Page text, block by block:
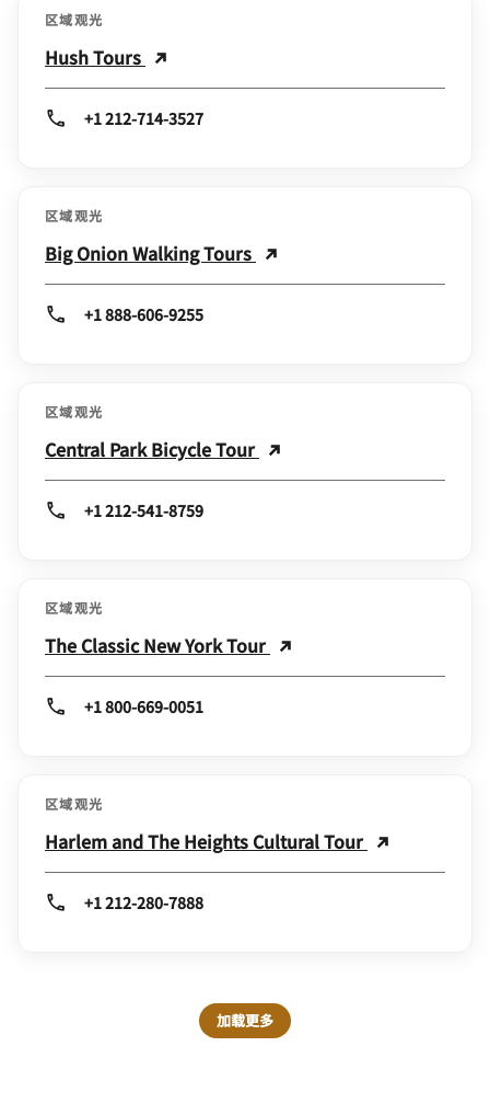
区域观光
Hush Tours
+1 212-714-3527
区域观光
Big Onion Walking Tours
+1 888-606-9255
区域观光
Central Park Bicycle Tour
+1 212-541-8759
区域观光
The Classic New York Tour
+1 800-669-0051
区域观光
Harlem and The Heights Cultural Tour
+1 212-280-7888
加载更多